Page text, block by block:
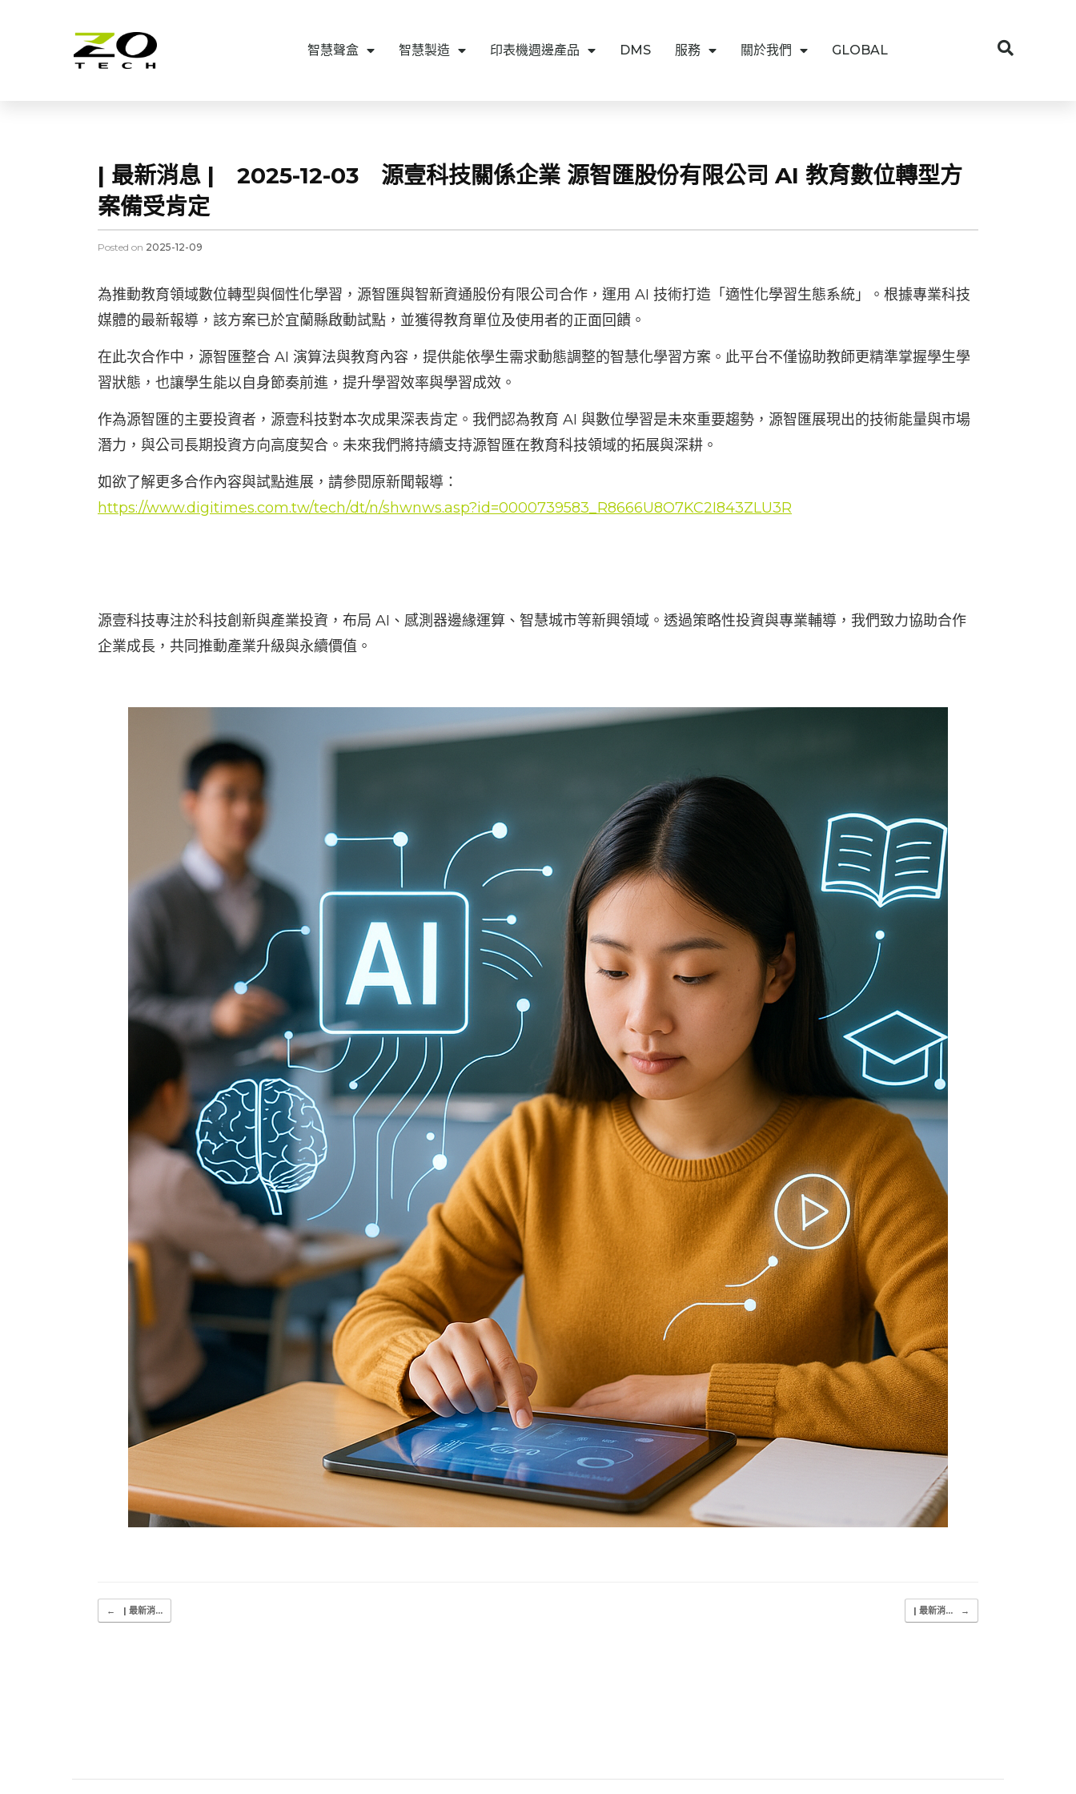
智慧聲盒 智慧製造 印表機週邊產品 DMS 服務 關於我們 GLOBAL
| 最新消息 | 2025-12-03 源壹科技關係企業 源智匯股份有限公司 AI 教育數位轉型方
案備受肯定
Posted on 2025-12-09
為推動教育領域數位轉型與個性化學習，源智匯與智新資通股份有限公司合作，運用 AI 技術打造「適性化學習生態系統」。根據專業科技
媒體的最新報導，該方案已於宜蘭縣啟動試點，並獲得教育單位及使用者的正面回饋。
在此次合作中，源智匯整合 AI 演算法與教育內容，提供能依學生需求動態調整的智慧化學習方案。此平台不僅協助教師更精準掌握學生學
習狀態，也讓學生能以自身節奏前進，提升學習效率與學習成效。
作為源智匯的主要投資者，源壹科技對本次成果深表肯定。我們認為教育 AI 與數位學習是未來重要趨勢，源智匯展現出的技術能量與市場
潛力，與公司長期投資方向高度契合。未來我們將持續支持源智匯在教育科技領域的拓展與深耕。
如欲了解更多合作內容與試點進展，請參閱原新聞報導：
https://www.digitimes.com.tw/tech/dt/n/shwnws.asp?id=0000739583_R8666U8O7KC2I843ZLU3R
源壹科技專注於科技創新與產業投資，布局 AI、感測器邊緣運算、智慧城市等新興領域。透過策略性投資與專業輔導，我們致力協助合作
企業成長，共同推動產業升級與永續價值。
Post navigation
← | 最新消... | 最新消... →